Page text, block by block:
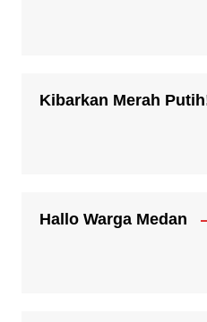
Kibarkan Merah
Hallo Warga Medan